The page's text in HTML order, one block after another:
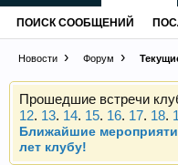
Новости Форум
Чип-тюнинг
Прошедшие встречи
12. 13. 14. 15. 16. 17. 18.
Ближайшие
лет клубу!
ПОИСК СООБЩЕНИЙ